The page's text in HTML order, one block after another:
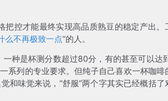
控才能最终实现高品质熟豆的稳定产出。
么不再极致一点”的人。
种是杯测分数超过80分，有的甚至可以达
系列的专业要求。但纯子自己喜欢一杯咖啡
和味觉来说，“舒服”两个字其实已经概括了